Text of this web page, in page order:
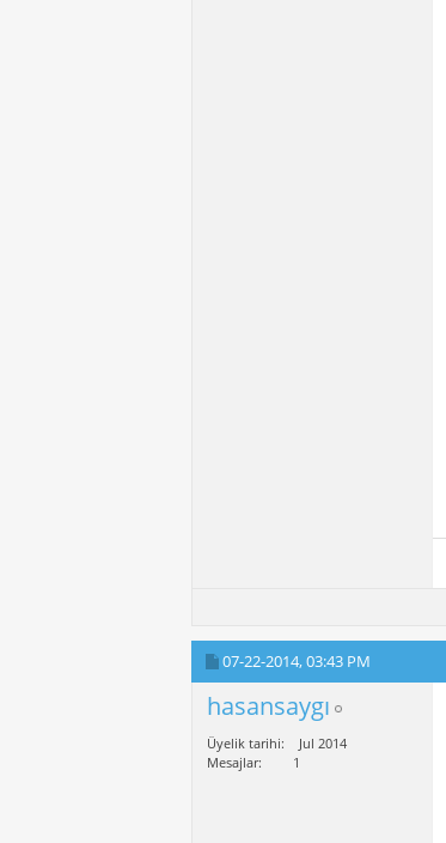
07-22-2014,03:43 PM
hasansaygı
Üyelik tarihi
Jul 2014
Mesajlar
1